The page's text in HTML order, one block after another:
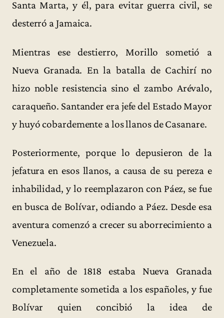
Santa Marta, y él, para evitar guerra civil, se
desterró a Jamaica.
Mientras ese destierro, Morillo sometió a
Nueva Granada. En la batalla de Cachirí no
hizo noble resistencia sino el zambo Arévalo,
caraqueño. Santander era jefe del Estado Mayor
y huyó cobardemente a los llanos de Casanare.
Posteriormente, porque lo depusieron de la
jefatura en esos llanos, a causa de su pereza e
inhabilidad, y lo reemplazaron con Páez, se fue
en busca de Bolívar, odiando a Páez. Desde esa
aventura comenzó a crecer su aborrecimiento a
Venezuela.
En el año de 1818 estaba Nueva Granada
completamente sometida a los españoles, y fue
Bolívar quien concibió la idea de